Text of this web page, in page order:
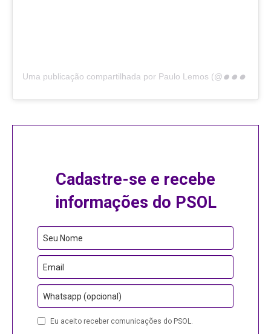
U
ma publicação compartilhada por Paulo Lemos (@paulolemosap)
Cadastre-se e recebe
informações do PSOL
Seu Nome
Email
Whatsapp (opcional)
Eu aceito receber comunicações do PSOL.